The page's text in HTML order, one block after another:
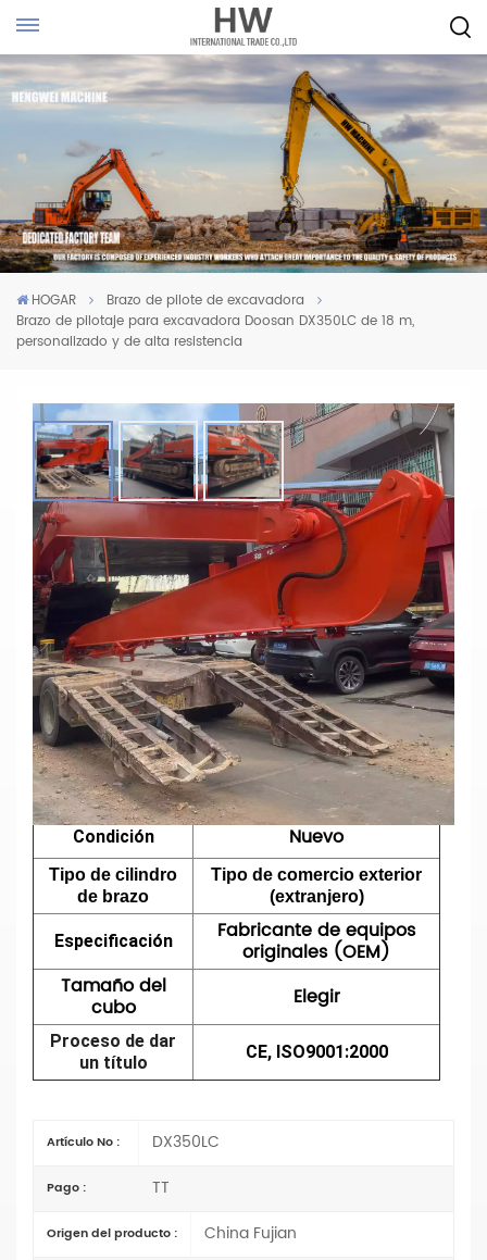
HOGAR
Brazo de pilote de excavadora
Brazo de pilotaje para excavadora Doosan DX350LC de 18 m,
personalizado y de alta resistencia
Brazo De Pilotaje Para Excavadora
Doosan DX350LC De 18 M,
Personalizado Y De Alta Resistencia
Parámetros principales
Modelo N° DX350LC
Tipo Excavadora de pilotes
Longitud 18 metros
Materiales Q355B o Q690D
Condición Nuevo
Tipo de cilindro
de brazo
Tipo de comercio exterior
(extranjero)
Especificación Fabricante de equipos
originales (OEM)
Tamaño del
cubo Elegir
Proceso de dar
un título
CE, ISO9001:2000
Artículo No : DX350LC
Pago : TT
Origen del producto : China Fujian